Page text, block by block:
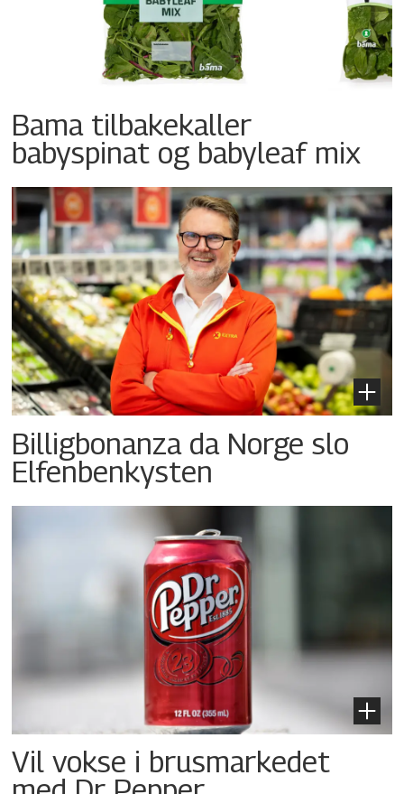
Bama tilbakekaller
babyspinat og babyleaf mix
Billigbonanza da Norge slo
Elfenbenkysten
Vil vokse i brusmarkedet